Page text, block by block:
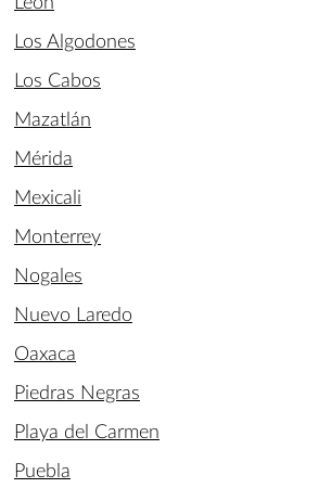
Los Algodones
Los Cabos
Mazatlán
Mérida
Mexicali
Monterrey
Nogales
Nuevo Laredo
Oaxaca
Piedras Negras
Playa del Carmen
Puebla